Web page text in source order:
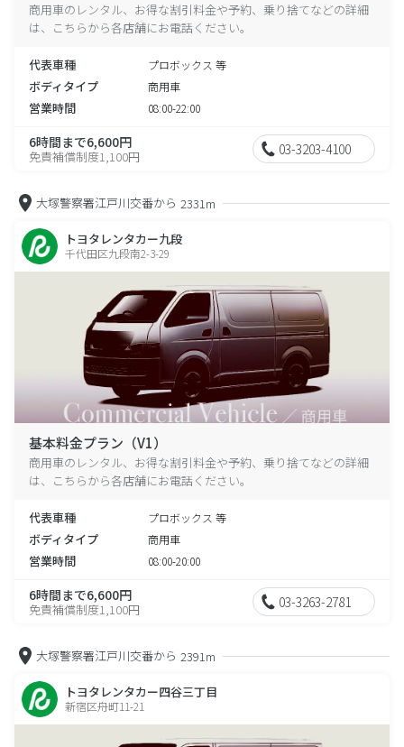
商用車のレンタル、お得な割引料金や予約、乗り捨てなどの詳細
は、こちらから各店舗にお電話ください。
代表車種 プロボックス 等
ボディタイプ 商用車
営業時間 08:00-22:00
6時間まで6,600円
免責補償制度1,100円 03-3203-4100
大塚警察署江戸川交番から 2331m
トヨタレンタカー九段
千代田区九段南2-3-29
基本料金プラン（V1）
商用車のレンタル、お得な割引料金や予約、乗り捨てなどの詳細
は、こちらから各店舗にお電話ください。
代表車種 プロボックス 等
ボディタイプ 商用車
営業時間 08:00-20:00
6時間まで6,600円
免責補償制度1,100円 03-3263-2781
大塚警察署江戸川交番から 2391m
トヨタレンタカー四谷三丁目
新宿区舟町11-21